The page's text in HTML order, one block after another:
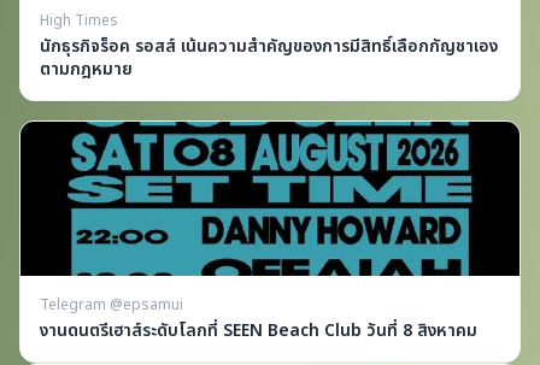
High Times
นักธุรกิจร็อค รอสส์ เน้นความสำคัญของการมีสิทธิ์เลือกกัญชาเอง
ตามกฎหมาย
Telegram @epsamui
งานดนตรีเฮาส์ระดับโลกที่ SEEN Beach Club วันที่ 8 สิงหาคม